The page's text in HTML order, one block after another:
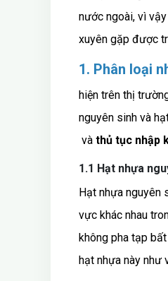
nước ngoài, vì
xuyên gặp được
1. Phân loại
hiện trên thị
nguyên sinh và
và thủ tục nhập
1.1 Hạt nhựa
Hạt nhựa nguyên
vực khác nhau
không pha tạp
hạt nhựa này như